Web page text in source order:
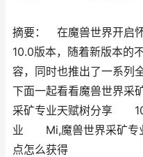
摘要： 在魔兽世界开启
10.0版本，随着新版本的
容，同时也推出了一系列
下面一起看看魔兽世界采
采矿专业天赋树分享
业 Mi,魔兽世界采矿专
点怎么获得